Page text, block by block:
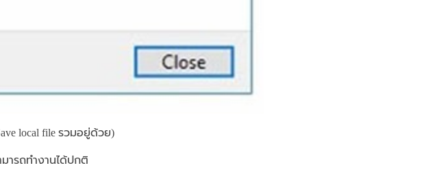
local file รวมอยู่ด้วย)
ารถทำงานได้ปกติ